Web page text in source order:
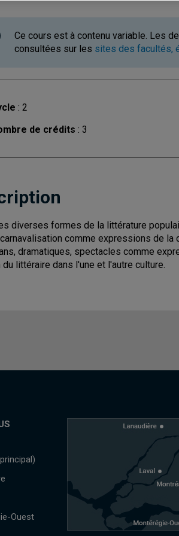
Ce cours est à contenu variable. Les
consultées sur les sites des facultés,
: 2
de crédits : 3
diverses formes de la littérature
comme expressions de la
dramatiques, spectacles comme
littéraire dans l'une et l'autre culture.
Ouest